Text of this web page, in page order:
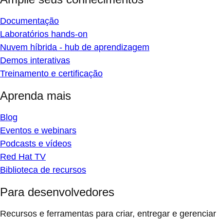
Documentação
Laboratórios hands-on
Nuvem híbrida - hub de aprendizagem
Demos interativas
Treinamento e certificação
Aprenda mais
Blog
Eventos e webinars
Podcasts e vídeos
Red Hat TV
Biblioteca de recursos
Para desenvolvedores
Recursos e ferramentas para criar, entregar e gerenciar